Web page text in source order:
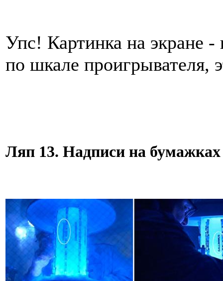
Упс! Картинка на экране
по шкале проигрывателя,
Ляп 13. Надписи на бумажках